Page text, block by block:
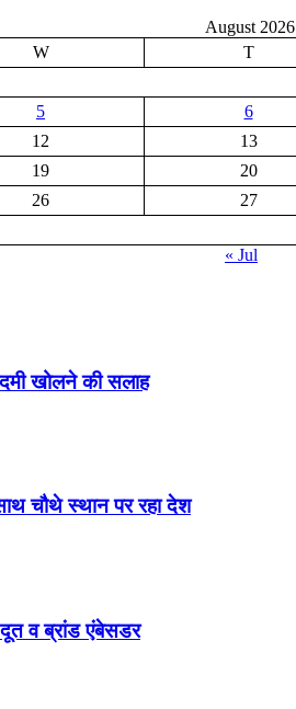
August 2026
W T
5 6
12 13
19 20
26 27
« Jul
खोलने की सलाह
चौथे स्थान पर रहा देश
व ब्रांड एंबेसडर